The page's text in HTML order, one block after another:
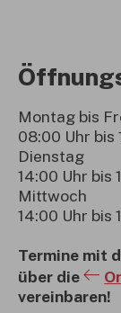
Montag bis
08:00 Uhr bis
Dienstag
14:00 Uhr bis
Mittwoch
14:00 Uhr bis
Termine mit
über die
vereinbaren!